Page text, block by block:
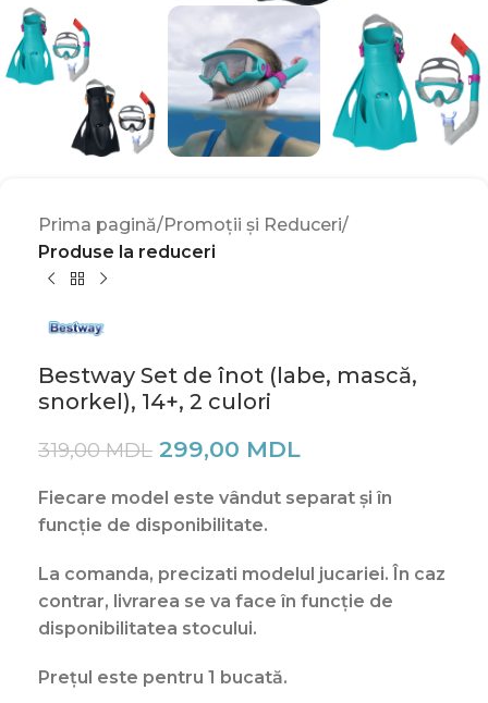
Prima pagină Promoții și Reduceri
Produse la reduceri
Bestway Set de înot (labe, mască,
snorkel), 14+, 2 culori
319,00MDL 299,00 MDL
Fiecare model este vândut separat și în
funcție de disponibilitate.
La comanda, precizati modelul jucariei. În caz
contrar, livrarea se va face în funcție de
disponibilitatea stocului.
Prețul este pentru 1 bucată.